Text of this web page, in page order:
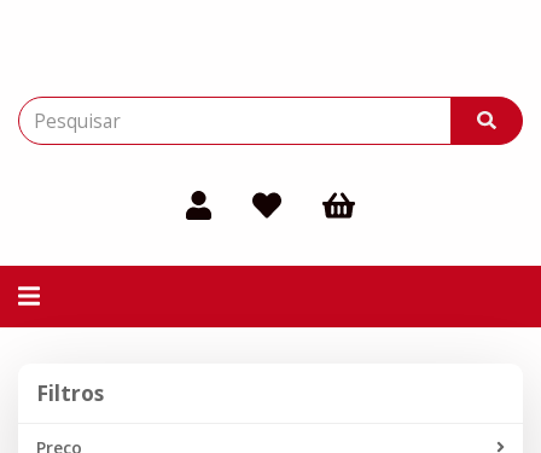
Alternar
Filtros
Preço